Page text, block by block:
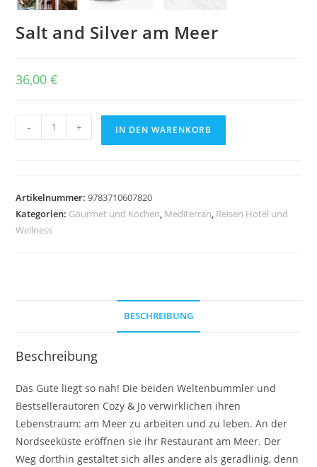
Salt and Silver am Meer
36,00€
and
Meer
Menge
- + IN DEN WARENKORB
Artikelnummer:9783710607820
Kategorien: Gourmet und Kochen, Mediterran, Reisen Hotel und
Wellness
BESCHREIBUNG
Beschreibung
Das Gute liegt so nah! Die beiden Weltenbummler und
Bestsellerautoren Cozy & Jo verwirklichen ihren
Lebenstraum: am Meer zu arbeiten und zu leben. An der
Nordseeküste eröffnen sie ihr Restaurant am Meer. Der
Weg dorthin gestaltet sich alles andere als geradlinig, denn